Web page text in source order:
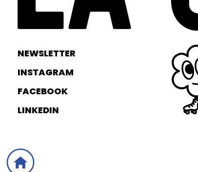
NEWSLETTER
INSTAGRAM
FACEBOOK
LINKEDIN